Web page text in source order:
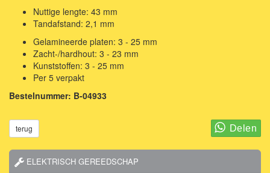
Nuttige lengte: 43 mm
Tandafstand: 2,1 mm
Gelamineerde platen: 3 - 25 mm
Zacht-/hardhout: 3 - 23 mm
Kunststoffen: 3 - 25 mm
Per 5 verpakt
Bestelnummer: B-04933
terug
ELEKTRISCH GEREEDSCHAP